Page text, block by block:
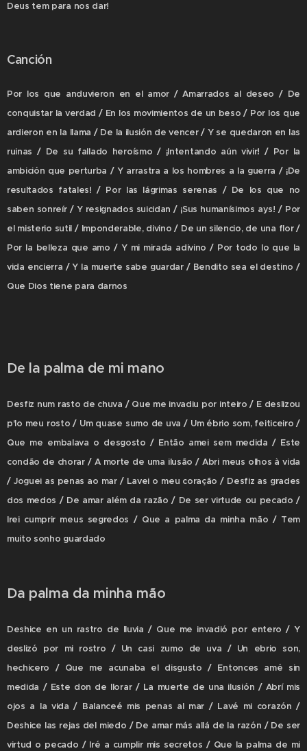
Deus tem para nos dar!
Canción
Por los que anduvieron en el amor / Amarrados al deseo / De
conquistar la verdad / En los movimientos de un beso / Por los que
ardieron en la llama / De la ilusión de vencer / Y se quedaron en las
ruinas / De su fallado heroísmo / ¡Intentando aún vivir! / Por la
ambición que perturba / Y arrastra a los hombres a la guerra / ¡De
resultados fatales! / Por las lágrimas serenas / De los que no
saben sonreír / Y resignados suicidan / ¡Sus humanísimos ays! / Por
el misterio sutil / Imponderable, divino / De un silencio, de una flor /
Por la belleza que amo / Y mi mirada adivino / Por todo lo que la
vida encierra / Y la muerte sabe guardar / Bendito sea el destino /
Que Dios tiene para darnos
De la palma de mi mano
Desfiz num rasto de chuva / Que me invadiu por inteiro / E deslizou
p'lo meu rosto / Um quase sumo de uva / Um ébrio som, feiticeiro /
Que me embalava o desgosto / Então amei sem medida / Este
condão de chorar / A morte de uma ilusão / Abri meus olhos à vida
/ Joguei as penas ao mar / Lavei o meu coração / Desfiz as grades
dos medos / De amar além da razão / De ser virtude ou pecado /
Irei cumprir meus segredos / Que a palma da minha mão / Tem
muito sonho guardado
Da palma da minha mão
Deshice en un rastro de lluvia / Que me invadió por entero / Y
deslizó por mi rostro / Un casi zumo de uva / Un ebrio son,
hechicero / Que me acunaba el disgusto / Entonces amé sin
medida / Este don de llorar / La muerte de una ilusión / Abrí mis
ojos a la vida / Balanceé mis penas al mar / Lavé mi corazón /
Deshice las rejas del miedo / De amar más allá de la razón / De ser
virtud o pecado / Iré a cumplir mis secretos / Que la palma de mi